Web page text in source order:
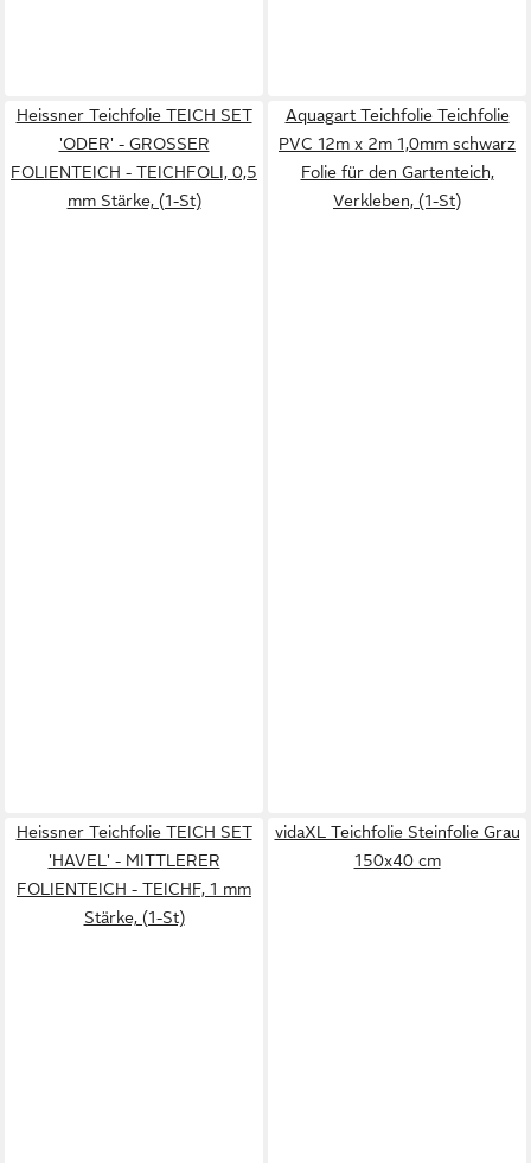
Heissner Teichfolie TEICH SET
'ODER' - GROSSER
FOLIENTEICH - TEICHFOLI, 0,5
mm Stärke, (1-St)
Aquagart Teichfolie Teichfolie
PVC 12m x 2m 1,0mm schwarz
Folie für den Gartenteich,
Verkleben, (1-St)
Heissner Teichfolie TEICH SET
'HAVEL' - MITTLERER
FOLIENTEICH - TEICHF, 1 mm
Stärke, (1-St)
vidaXL Teichfolie Steinfolie Grau
150x40 cm